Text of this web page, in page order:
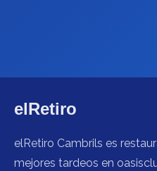
elRetiro
elRetiro Cambrils es
mejores tardeos en